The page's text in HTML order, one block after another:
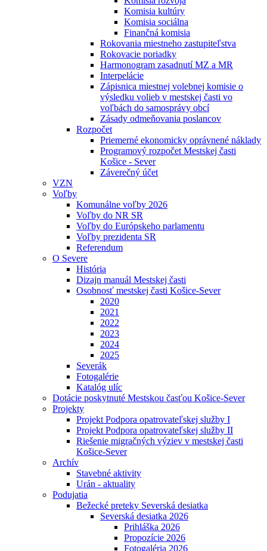
Komisia kultúry
Komisia sociálna
Finančná komisia
Rokovania miestneho zastupiteľstva
Rokovacie poriadky
Harmonogram zasadnutí MZ a MR
Interpelácie
Zápisnica miestnej volebnej komisie o
výsledku volieb v mestskej časti vo
voľbách do samosprávy obcí
Zásady odmeňovania poslancov
Rozpočet
Priemerné ekonomicky oprávnené náklady
Programový rozpočet Mestskej časti
Košice - Sever
Záverečný účet
VZN
Voľby
Komunálne voľby 2026
Voľby do NR SR
Voľby do Európskeho parlamentu
Voľby prezidenta SR
Referendum
O Severe
História
Dizajn manuál Mestskej časti
Osobnosť mestskej časti Košice-Sever
2020
2021
2022
2023
2024
2025
Severák
Fotogalérie
Katalóg ulíc
Dotácie poskytnuté Mestskou časťou Košice-Sever
Projekty
Projekt Podpora opatrovateľskej služby I
Projekt Podpora opatrovateľskej služby II
Riešenie migračných výziev v mestskej časti
Košice-Sever
Archív
Stavebné aktivity
Urán - aktuality
Podujatia
Bežecké preteky Severská desiatka
Severská desiatka 2026
Prihláška 2026
Propozície 2026
Fotogaléria 2026